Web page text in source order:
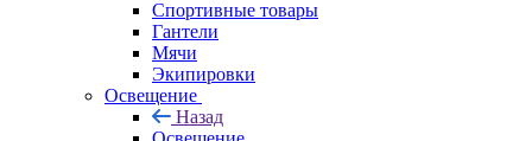
Спортивные товары
Гантели
Мячи
Экипировки
Освещение
Назад